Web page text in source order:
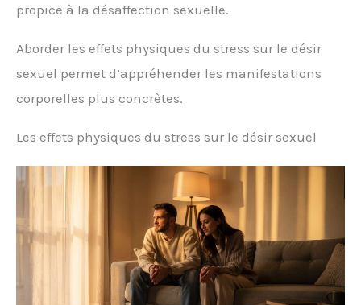
propice à la désaffection sexuelle.
Aborder les effets physiques du stress sur le désir
sexuel permet d’appréhender les manifestations
corporelles plus concrètes.
Les effets physiques du stress sur le désir sexuel